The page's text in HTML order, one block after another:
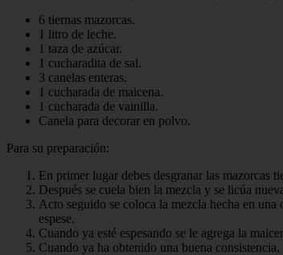
6 tiernas mazorcas.
1 litro de leche.
1 taza de azúcar.
1 cucharadita de sal.
3 canelas enteras.
1 cucharada de maicena.
1 cucharada de vainilla.
Canela para decorar en polvo.
Para su preparación:
En primer lugar debes desgranar las mazorcas
Después se cuela bien la mezcla y se licúa
Acto seguido se coloca la mezcla hecha en
espese.
Cuando ya esté espesando se le agrega la
Cuando ya ha obtenido una buena